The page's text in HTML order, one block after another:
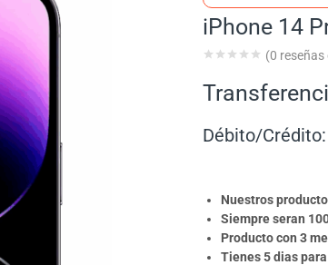
iPhone 14
(0 reseñas
Débito/Crédito:
Nuestros
Siempre seran
Producto con 3
Tienes 5 dias